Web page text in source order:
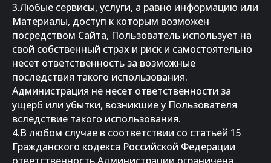
3.Любые сервисы, услуги, а равно информацию или
Материалы, доступ к которым возможен
посредством Сайта, Пользователь использует на
свой собственный страх и риск и самостоятельно
несет ответственность за возможные
последствия такого использования.
Администрация не несет ответственности за
ущерб или убытки, возникшие у Пользователя
вследствие такого использования.
4.В любом случае в соответствии со статьей 15
Гражданского кодекса Российской Федерации